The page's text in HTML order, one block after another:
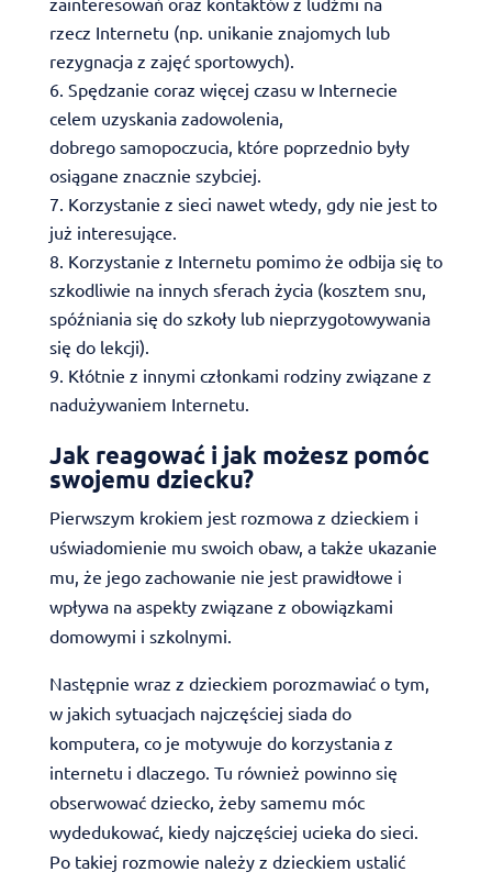
rzecz Internetu (np. unikanie znajomych lub
rezygnacja z zajęć sportowych).
Spędzanie coraz więcej czasu w Internecie
celem uzyskania zadowolenia,
dobrego samopoczucia, które poprzednio były
osiągane znacznie szybciej.
Korzystanie z sieci nawet wtedy, gdy nie jest to
już interesujące.
Korzystanie z Internetu pomimo że odbija się to
szkodliwie na innych sferach życia (kosztem snu,
spóźniania się do szkoły lub nieprzygotowywania
się do lekcji).
Kłótnie z innymi członkami rodziny związane z
nadużywaniem Internetu.
Jak reagować i jak możesz pomóc
swojemu dziecku?
Pierwszym krokiem jest rozmowa z dzieckiem i
uświadomienie mu swoich obaw, a także ukazanie
mu, że jego zachowanie nie jest prawidłowe i
wpływa na aspekty związane z obowiązkami
domowymi i szkolnymi.
Następnie wraz z dzieckiem porozmawiać o tym,
w jakich sytuacjach najczęściej siada do
komputera, co je motywuje do korzystania z
internetu i dlaczego. Tu również powinno się
obserwować dziecko, żeby samemu móc
wydedukować, kiedy najczęściej ucieka do sieci.
Po takiej rozmowie należy z dzieckiem ustalić